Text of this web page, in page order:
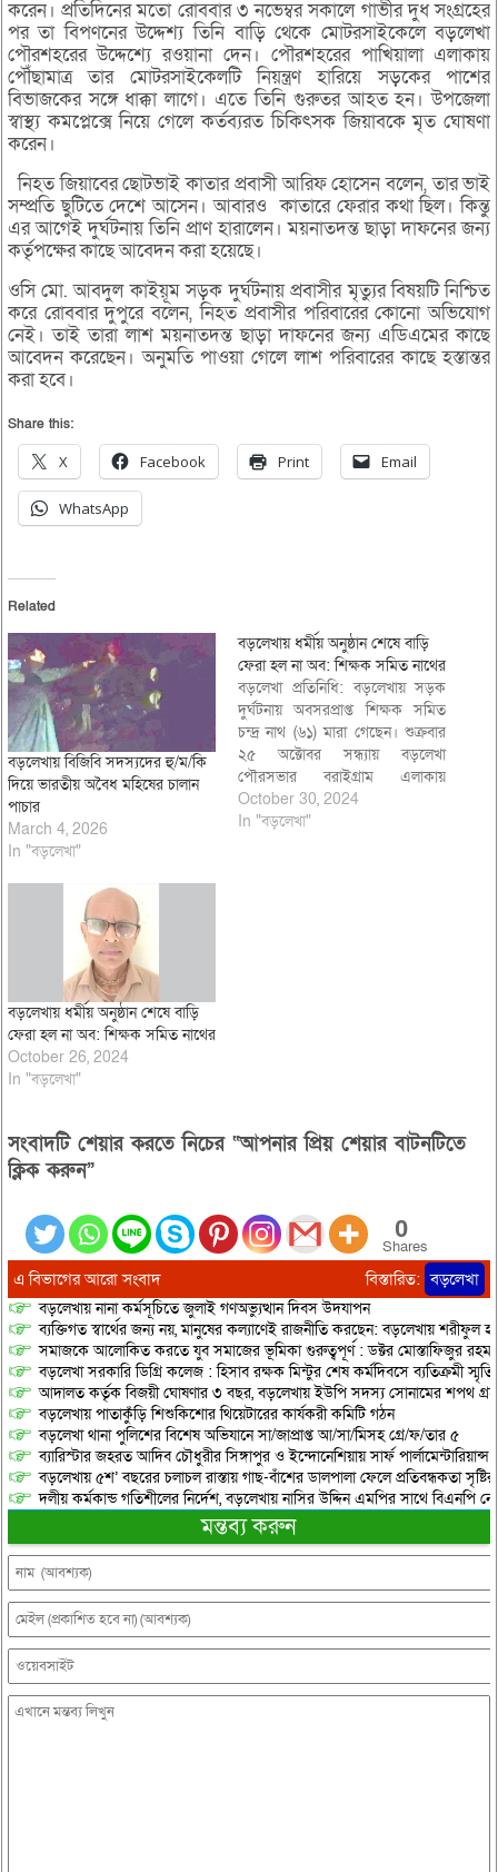
করেন। প্রতিদিনের মতো রোববার ৩ নভেম্বর সকালে গাভীর দুধ সংগ্রহের
পর তা বিপণনের উদ্দেশ্য তিনি বাড়ি থেকে মোটরসাইকেলে বড়লেখা
পৌরশহরের উদ্দেশ্যে রওয়ানা দেন। পৌরশহরের পাখিয়ালা এলাকায়
পৌঁছামাত্র তার মোটরসাইকেলটি নিয়ন্ত্রণ হারিয়ে সড়কের পাশের
বিভাজকের সঙ্গে ধাক্কা লাগে। এতে তিনি গুরুতর আহত হন। উপজেলা
স্বাস্থ্য কমপ্লেক্সে নিয়ে গেলে কর্তব্যরত চিকিৎসক জিয়াবকে মৃত ঘোষণা
করেন।
নিহত জিয়াবের ছোটভাই কাতার প্রবাসী আরিফ হোসেন বলেন, তার ভাই
সম্প্রতি ছুটিতে দেশে আসেন। আবারও কাতারে ফেরার কথা ছিল। কিন্তু
এর আগেই দুর্ঘটনায় তিনি প্রাণ হারালেন। ময়নাতদন্ত ছাড়া দাফনের জন্য
কর্তৃপক্ষের কাছে আবেদন করা হয়েছে।
ওসি মো. আবদুল কাইয়ূম সড়ক দুর্ঘটনায় প্রবাসীর মৃত্যুর বিষয়টি নিশ্চিত
করে রোববার দুপুরে বলেন, নিহত প্রবাসীর পরিবারের কোনো অভিযোগ
নেই। তাই তারা লাশ ময়নাতদন্ত ছাড়া দাফনের জন্য এডিএমের কাছে
আবেদন করেছেন। অনুমতি পাওয়া গেলে লাশ পরিবারের কাছে হস্তান্তর
করা হবে।
Share this:
X Facebook Print Email
WhatsApp
Related
বড়লেখায় বিজিবি সদস্যদের হু/ম/কি
দিয়ে ভারতীয় অবৈধ মহিষের চালান
পাচার
March 4, 2026
In "বড়লেখা"
বড়লেখায় ধর্মীয় অনুষ্ঠান শেষে বাড়ি
ফেরা হল না অব: শিক্ষক সমিত নাথের
বড়লেখা প্রতিনিধি: বড়লেখায় সড়ক
দুর্ঘটনায় অবসরপ্রাপ্ত শিক্ষক সমিত
চন্দ্র নাথ (৬১) মারা গেছেন। শুক্রবার
২৫ অক্টোবর সন্ধ্যায় বড়লেখা
পৌরসভার বরাইগ্রাম এলাকায়
সওজের চান্দগ্রাম-মৌলভীবাজার
আঞ্চলিক মহাসড়কে এই দুর্ঘটনাটি
October 30, 2024
In "বড়লেখা"
বড়লেখায় ধর্মীয় অনুষ্ঠান শেষে বাড়ি
ফেরা হল না অব: শিক্ষক সমিত নাথের
October 26, 2024
In "বড়লেখা"
সংবাদটি শেয়ার করতে নিচের “আপনার প্রিয় শেয়ার বাটনটিতে
ক্লিক করুন”
0
Shares
এ বিভাগের আরো সংবাদ বিস্তারিত: বড়লেখা
বড়লেখায় নানা কর্মসূচিতে জুলাই গণঅভ্যুত্থান দিবস উদযাপন
ব্যক্তিগত স্বার্থের জন্য নয়, মানুষের কল্যাণেই রাজনীতি করছেন: বড়লেখায় শরীফুল
সমাজকে আলোকিত করতে যুব সমাজের ভূমিকা গুরুত্বপূর্ণ : ডক্টর মোস্তাফিজুর
বড়লেখা সরকারি ডিগ্রি কলেজ : হিসাব রক্ষক মিন্টুর শেষ কর্মদিবসে ব্যতিক্রমী
আদালত কর্তৃক বিজয়ী ঘোষণার ৩ বছর, বড়লেখায় ইউপি সদস্য সোনামের শপথ
বড়লেখায় পাতাকুঁড়ি শিশুকিশোর থিয়েটারের কার্যকরী কমিটি গঠন
বড়লেখা থানা পুলিশের বিশেষ অভিযানে সা/জাপ্রাপ্ত আ/সা/মিসহ গ্রে/ফ/তার ৫
ব্যারিস্টার জহরত আদিব চৌধুরীর সিঙ্গাপুর ও ইন্দোনেশিয়ায় সার্ফ পার্লামেন্টারিয়ান্স
বড়লেখায় ৫শ’ বছরের চলাচল রাস্তায় গাছ-বাঁশের ডালপালা ফেলে প্রতিবন্ধকতা
দলীয় কর্মকান্ড গতিশীলের নির্দেশ, বড়লেখায় নাসির উদ্দিন এমপির সাথে বিএনপি
মন্তব্য করুন